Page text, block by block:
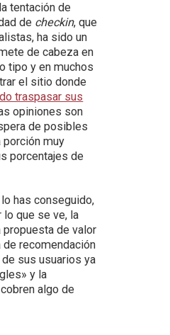
tentación de
de checkin, que
ha sido un
de cabeza en
tipo y en muchos
el sitio donde
traspasar sus
opiniones son
de posibles
porción muy
porcentajes de
has conseguido,
que se ve, la
de valor
de recomendación
sus usuarios ya
y la
algo de